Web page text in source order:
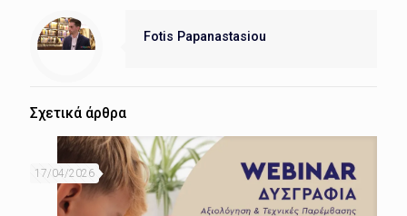
Fotis Papanastasiou
Σχετικά άρθρα
17/04/2026